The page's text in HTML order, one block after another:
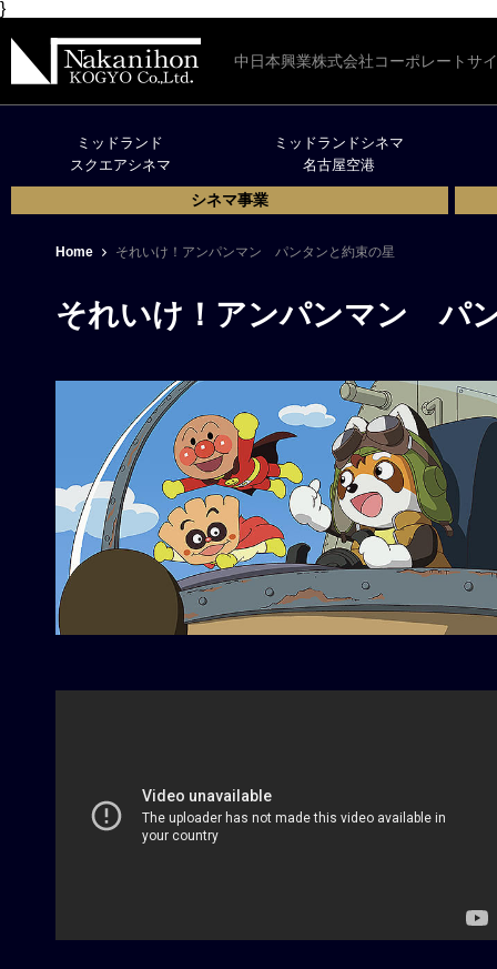
}
中日本興業株式会社コーポレートサ
ミッドランド
スクエアシネマ
ミッドランドシネマ
名古屋空港
シネマ事業
Home それいけ！アンパンマン パンタンと約束の星
それいけ！アンパンマン パ